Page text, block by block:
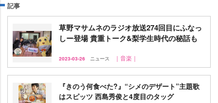
記事
草野マサムネのラジオ放送274回目にふなっ
しー登場 貴重トーク&梨学生時代の秘話も
2023-03-26 ニュース ｜音楽｜
『きのう何食べた?』“シメのデザート”主題歌
はスピッツ 西島秀俊と4度目のタッグ